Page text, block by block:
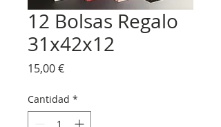
12 Bolsas Regalo
31x42x12
15,00 €Precio
Cantidad *